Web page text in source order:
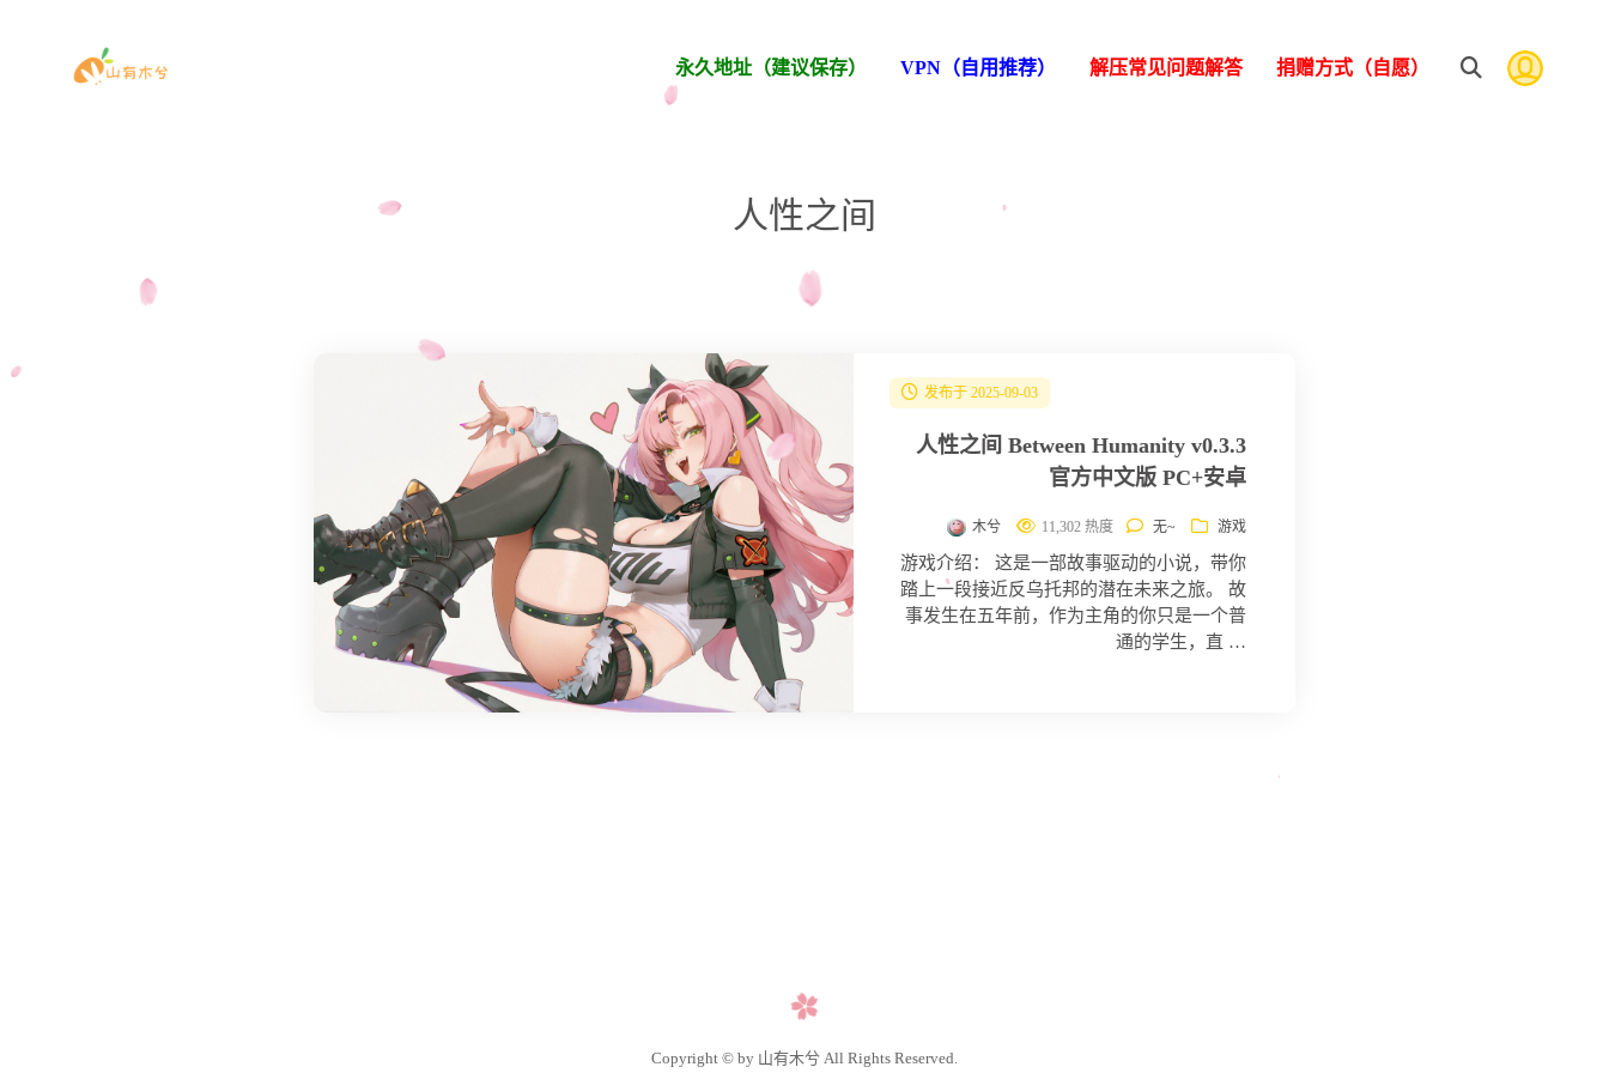
永久地址（建议保存） VPN（自用推荐） 解压常见问题解答 捐赠方式（自愿）
人性之间
发布于 2025-09-03
人性之间 Between Humanity v0.3.3
官方中文版 PC+安卓
木兮 11,302 热度 无~ 游戏
游戏介绍： 这是一部故事驱动的小说，带你
踏上一段接近反乌托邦的潜在未来之旅。 故
事发生在五年前，作为主角的你只是一个普
通的学生，直 …
Copyright © by 山有木兮 All Rights Reserved.